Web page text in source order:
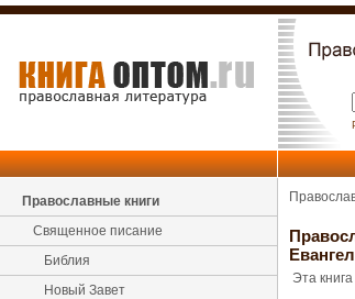
Православные книги
Священное писание
Библия
Новый Завет
Эта